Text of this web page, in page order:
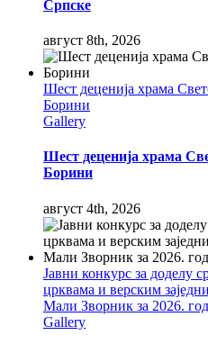
Српске
август 8th, 2026
Шест деценија храма
Борини
Gallery
Шест деценија храма
Борини
август 4th, 2026
Јавни конкурс за доделу
црквама и верским
Мали Зворник за 2026.
Gallery